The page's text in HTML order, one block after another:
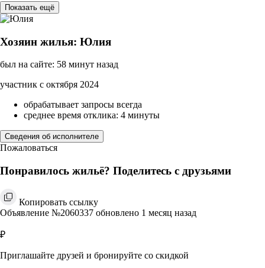
Показать ещё
Хозяин жилья: Юлия
был на сайте: 58 минут назад
участник с октября 2024
обрабатывает запросы всегда
среднее время отклика: 4 минуты
Сведения об исполнителе
Пожаловаться
Понравилось жильё? Поделитесь с друзьями
Копировать ссылку
Объявление №2060337 обновлено 1 месяц назад
₽
Приглашайте друзей и бронируйте со скидкой